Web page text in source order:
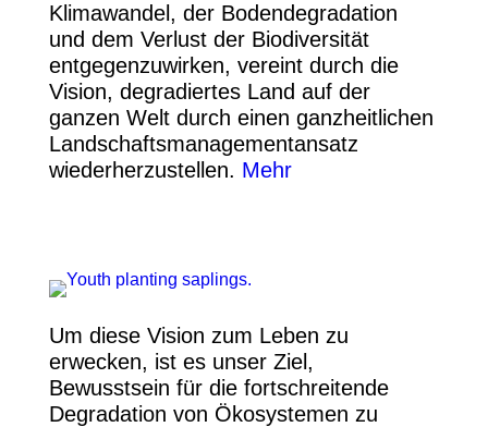
Klimawandel, der Bodendegradation
und dem Verlust der Biodiversität
entgegenzuwirken, vereint durch die
Vision, degradiertes Land auf der
ganzen Welt durch einen ganzheitlichen
Landschaftsmanagementansatz
wiederherzustellen. Mehr
Um diese Vision zum Leben zu
erwecken, ist es unser Ziel,
Bewusstsein für die fortschreitende
Degradation von Ökosystemen zu